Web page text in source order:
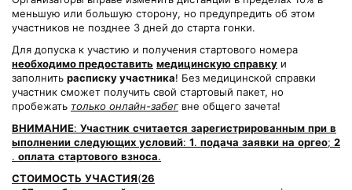
меньшую или большую сторону, но предупредить об этом
участников не позднее 3 дней до старта гонки.
Для допуска к участию и получения стартового номера
необходимо предоставить медицинскую справку и
заполнить расписку участника! Без медицинской справки
участник сможет получить свой стартовый пакет, но
пробежать только онлайн-забег вне общего зачета!
ВНИМАНИЕ: Участник считается зарегистрированным при в
ыполнении следующих условий: 1. подача заявки на оргео; 2
. оплата стартового взноса.
СТОИМОСТЬ УЧАСТИЯ(26